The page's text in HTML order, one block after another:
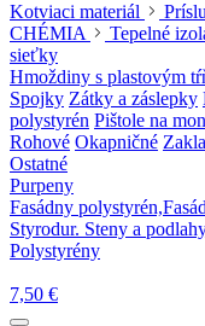
Kotviaci materiál
CHÉMIA
Tepelné
sieťky
Hmoždiny s plastovým
Spojky Zátky a záslepky
polystyrén Pištole na
Rohové Okapničné
Ostatné
Purpeny
Fasádny
Styrodur. Steny a
Polystyrény
7,50 €